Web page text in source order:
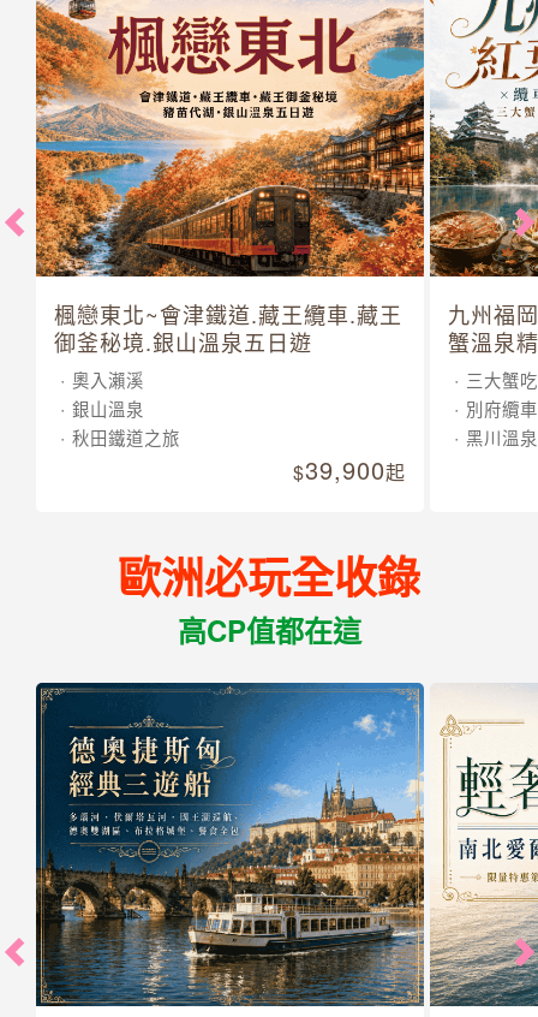
楓戀東北~會津鐵道.藏王纜車.藏王
御釜秘境.銀山溫泉五日遊
奧入瀨溪
銀山溫泉
秋田鐵道之旅
39,900起
九州福
蟹溫泉
三大蟹
別府纜車
黑川溫泉
歐洲必玩全收錄
高CP值都在這